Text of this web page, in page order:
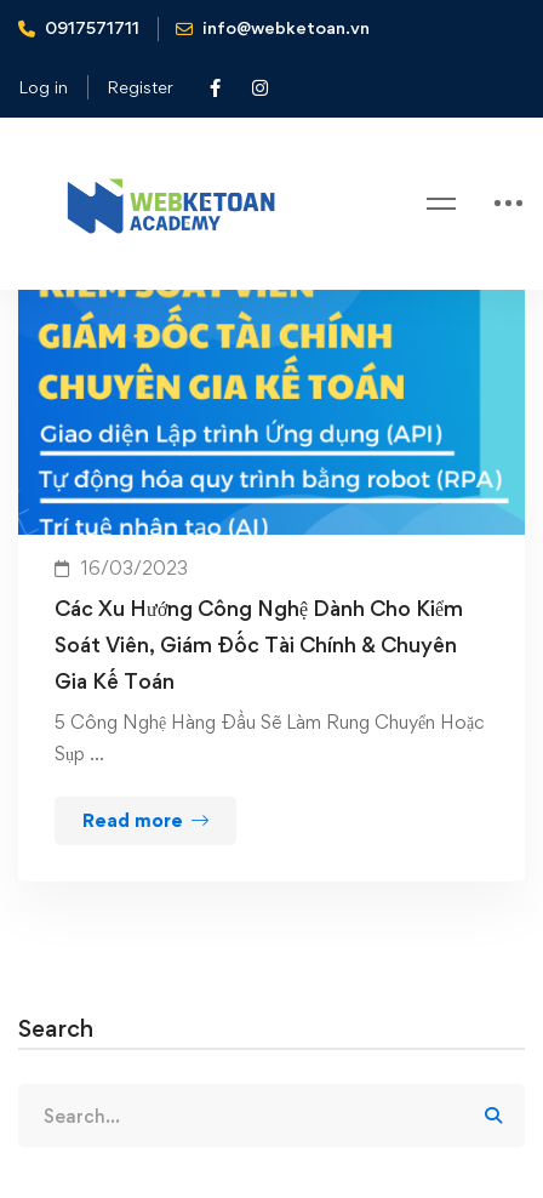
0917571711 info@webketoan.vn
Log in Register
Home tin tức
Tag: tin tức
16/03/2023
Các Xu Hướng Công Nghệ Dành Cho Kiểm
Soát Viên, Giám Đốc Tài Chính & Chuyên
Gia Kế Toán
5 Công Nghệ Hàng Đầu Sẽ Làm Rung Chuyển Hoặc
Sụp …
Read more
Search
for: